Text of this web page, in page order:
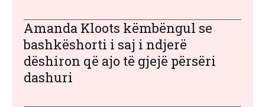
Amanda Kloots këmbëngul se
bashkëshorti i saj i ndjerë
dëshiron që ajo të gjejë përsëri
dashuri